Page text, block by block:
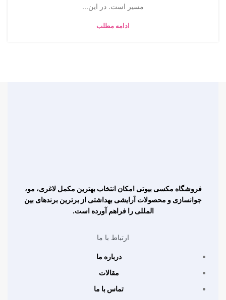
مسیر است. در این...
ادامه مطلب
فروشگاه مکسی بیوتی امکان انتخاب بهترین مکمل لاغری، مو،
جوانسازی و محصولات آرایشی بهداشتی از برترین برندهای بین
المللی را فراهم آورده است.
ارتباط با ما
درباره ما
مقالات
تماس با ما